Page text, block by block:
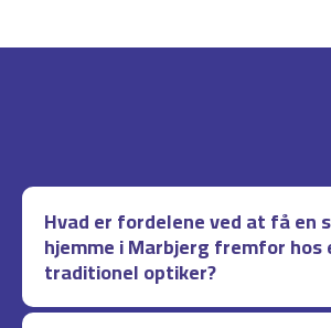
Hvad er fordelene ved at få en
hjemme i Marbjerg fremfor hos
traditionel optiker?